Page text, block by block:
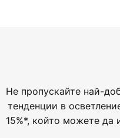
Не пропускайте най-
тенденции в
15%*, който можете да